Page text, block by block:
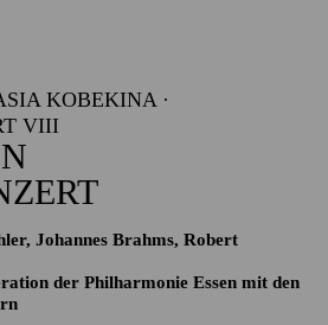
KOBEKINA ·
VIII
Johannes Brahms, Robert
der Philharmonie Essen mit den